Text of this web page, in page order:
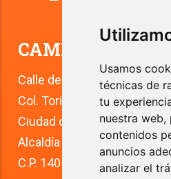
Usamos
técnicas de
tu
nuestra
contenidos
anuncios
analizar el
CAMPUS
Calle del Río 4
Col. Toriello Guerra
Ciudad de México
Alcaldía Tlalpan
C.P. 14050